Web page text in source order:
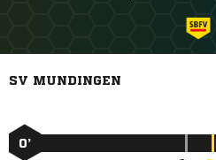
SV MUNDINGEN
0’